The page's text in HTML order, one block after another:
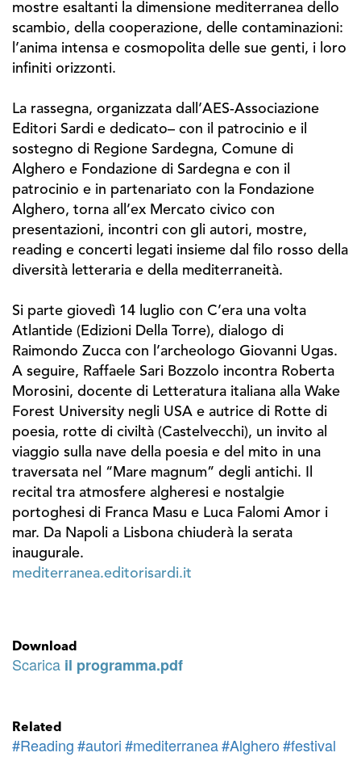
mostre esaltanti la dimensione mediterranea dello
scambio, della cooperazione, delle contaminazioni:
l’anima intensa e cosmopolita delle sue genti, i loro
infiniti orizzonti.
La rassegna, organizzata dall’AES-Associazione
Editori Sardi e dedicato– con il patrocinio e il
sostegno di Regione Sardegna, Comune di
Alghero e Fondazione di Sardegna e con il
patrocinio e in partenariato con la Fondazione
Alghero, torna all’ex Mercato civico con
presentazioni, incontri con gli autori, mostre,
reading e concerti legati insieme dal filo rosso della
diversità letteraria e della mediterraneità.
Si parte giovedì 14 luglio con C’era una volta
Atlantide (Edizioni Della Torre), dialogo di
Raimondo Zucca con l’archeologo Giovanni Ugas.
A seguire, Raffaele Sari Bozzolo incontra Roberta
Morosini, docente di Letteratura italiana alla Wake
Forest University negli USA e autrice di Rotte di
poesia, rotte di civiltà (Castelvecchi), un invito al
viaggio sulla nave della poesia e del mito in una
traversata nel “Mare magnum” degli antichi. Il
recital tra atmosfere algheresi e nostalgie
portoghesi di Franca Masu e Luca Falomi Amor i
mar. Da Napoli a Lisbona chiuderà la serata
inaugurale.
mediterranea.editorisardi.it
Download
Scarica il programma.pdf
Related
#Reading#autori#mediterranea#Alghero#festival